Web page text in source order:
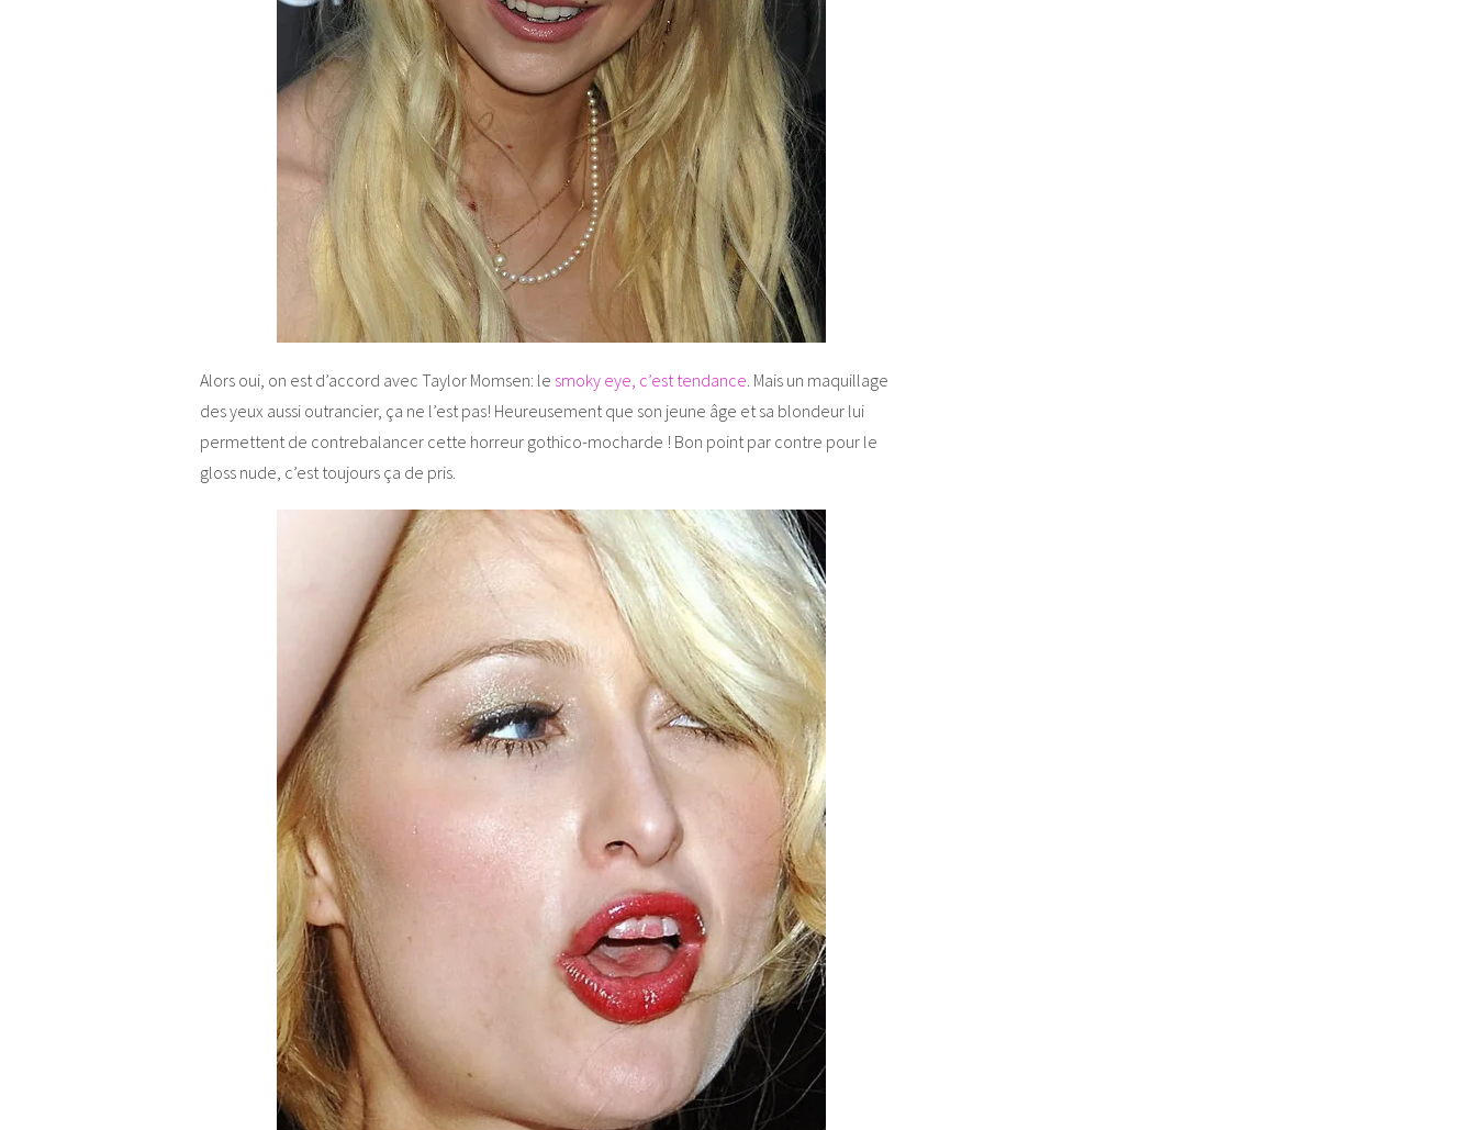
Alors oui, on est d’accord avec Taylor Momsen: le smoky eye, c’est tendance. Mais un maquillage
des yeux aussi outrancier, ça ne l’est pas! Heureusement que son jeune âge et sa blondeur lui
permettent de contrebalancer cette horreur gothico-mocharde ! Bon point par contre pour le
gloss nude, c’est toujours ça de pris.